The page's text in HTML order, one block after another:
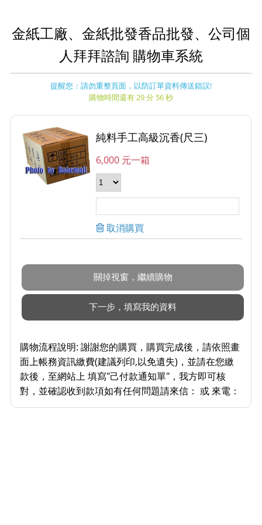
金紙工廠、金紙批發香品批發、公司個
人拜拜諮詢 購物車系統
提醒您：請勿重整頁面，以防訂單資料傳送錯誤!
購物時間還有 29 分 56 秒
純料手工高級沉香(尺三)
6,000 元一箱
取消購買
購物流程說明: 謝謝您的購買，購買完成後，請依照畫
面上帳務資訊繳費(建議列印,以免遺失)，並請在您繳
款後，至網站上 填寫"己付款通知單"，我方即可核
對，並確認收到款項如有任何問題請來信： 或 來電：